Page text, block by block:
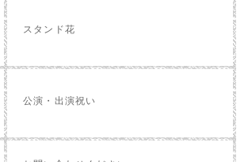
スタンド花
公演・出演祝い